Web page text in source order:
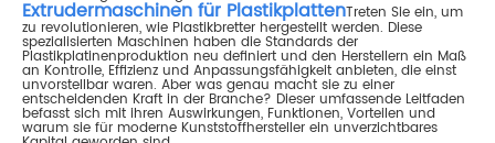
Extrudermaschinen für PlastikplattenTreten Sie ein, um
zu revolutionieren, wie Plastikbretter hergestellt werden. Diese
spezialisierten Maschinen haben die Standards der
Plastikplatinenproduktion neu definiert und den Herstellern ein Maß
an Kontrolle, Effizienz und Anpassungsfähigkeit anbieten, die einst
unvorstellbar waren. Aber was genau macht sie zu einer
entscheidenden Kraft in der Branche? Dieser umfassende Leitfaden
befasst sich mit ihren Auswirkungen, Funktionen, Vorteilen und
warum sie für moderne Kunststoffhersteller ein unverzichtbares